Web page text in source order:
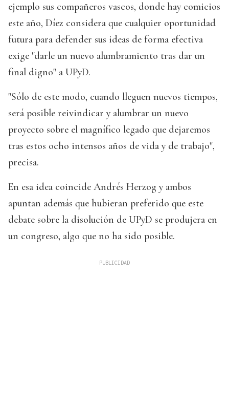
ejemplo sus compañeros vascos, donde hay comicios
este año, Díez considera que cualquier oportunidad
futura para defender sus ideas de forma efectiva
exige "darle un nuevo alumbramiento tras dar un
final digno" a UPyD.
"Sólo de este modo, cuando lleguen nuevos tiempos,
será posible reivindicar y alumbrar un nuevo
proyecto sobre el magnífico legado que dejaremos
tras estos ocho intensos años de vida y de trabajo",
precisa.
En esa idea coincide Andrés Herzog y ambos
apuntan además que hubieran preferido que este
debate sobre la disolución de UPyD se produjera en
un congreso, algo que no ha sido posible.